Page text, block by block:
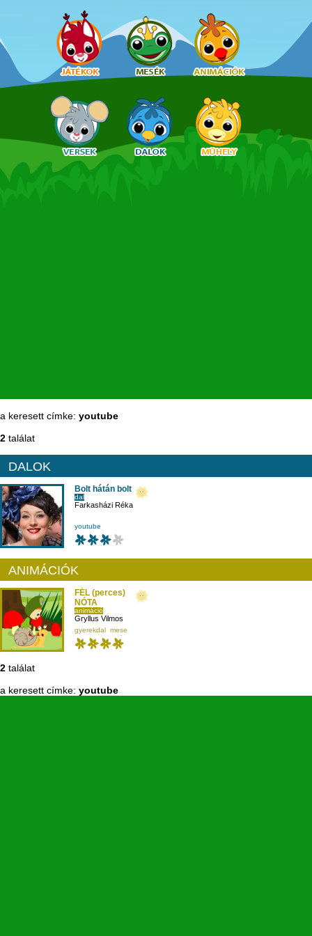
a keresett címke: youtube
2 találat
DALOK
Bolt hátán bolt
dal
Farkasházi Réka
youtube
ANIMÁCIÓK
FÉL (perces)
NÓTA
animáció
Gryllus Vilmos
gyerekdal mese
sorozat
youtube
2 találat
a keresett címke: youtube